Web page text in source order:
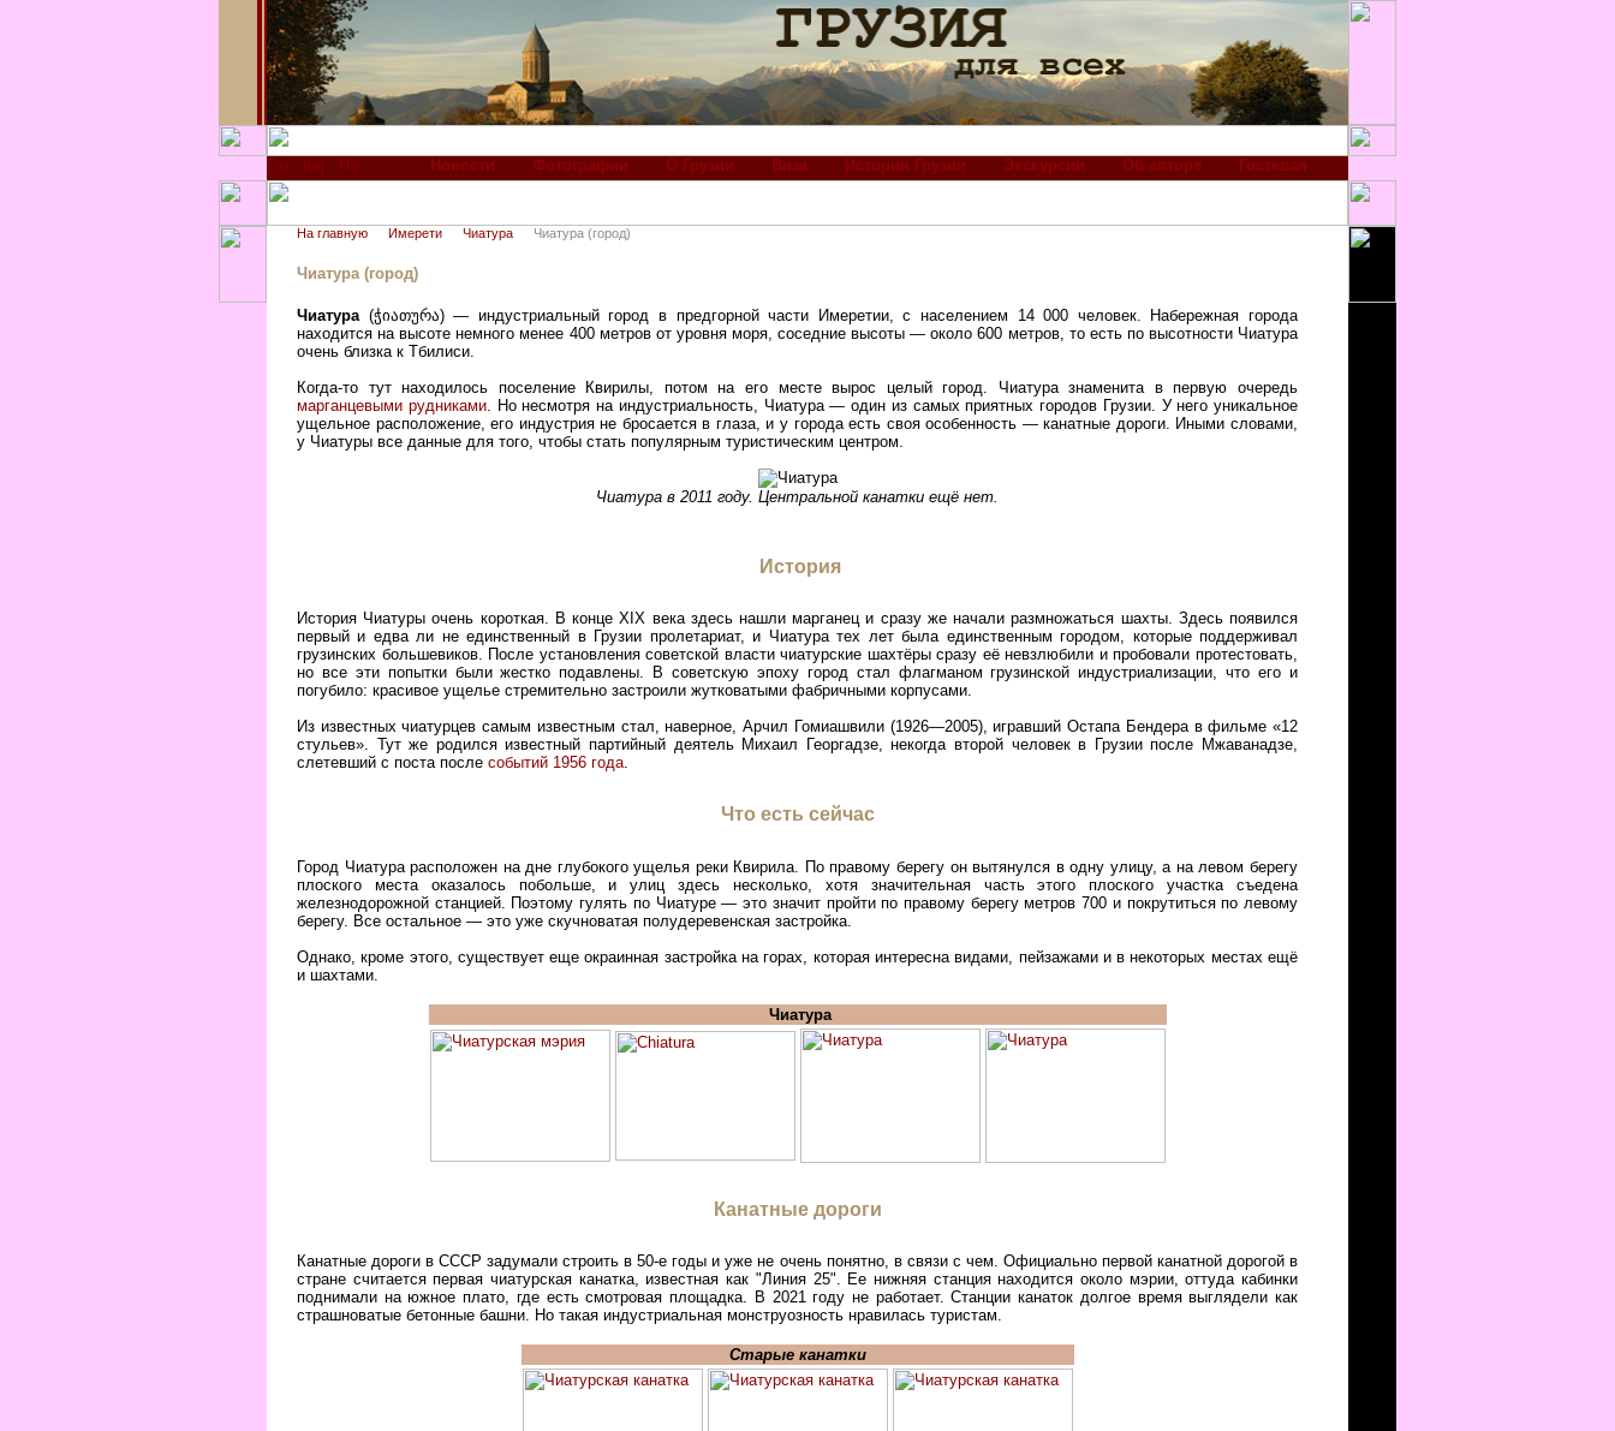
Новости Фотографии О Грузии Виза История Грузии Экскурсии Об авторе Гостевая
На главную Имерети Чиатура Чиатура (город)
Чиатура (город)
Чиатура(ჭიათურა) — индустриальный город в предгорной части Имеретии, с населением 14 000 человек. Набережная города
находится на высоте немного менее 400 метров от уровня моря, соседние высоты — около 600 метров, то есть по высотности Чиатура
очень близка к Тбилиси.
Когда-то тут находилось поселение Квирилы, потом на его месте вырос целый город. Чиатура знаменита в первую очередь
марганцевыми рудниками. Но несмотря на индустриальность, Чиатура — один из самых приятных городов Грузии. У него уникальное
ущельное расположение, его индустрия не бросается в глаза, и у города есть своя особенность — канатные дороги. Иными словами,
у Чиатуры все данные для того, чтобы стать популярным туристическим центром.
Чиатура в 2011 году. Центральной канатки ещё нет.
История
История Чиатуры очень короткая. В конце XIX века здесь нашли марганец и сразу же начали размножаться шахты. Здесь появился
первый и едва ли не единственный в Грузии пролетариат, и Чиатура тех лет была единственным городом, которые поддерживал
грузинских большевиков. После установления советской власти чиатурские шахтёры сразу её невзлюбили и пробовали протестовать,
но все эти попытки были жестко подавлены. В советскую эпоху город стал флагманом грузинской индустриализации, что его и
погубило: красивое ущелье стремительно застроили жутковатыми фабричными корпусами.
Из известных чиатурцев самым известным стал, наверное, Арчил Гомиашвили (1926—2005), игравший Остапа Бендера в фильме «12
стульев». Тут же родился известный партийный деятель Михаил Георгадзе, некогда второй человек в Грузии после Мжаванадзе,
слетевший с поста после событий 1956 года.
Что есть сейчас
Город Чиатура расположен на дне глубокого ущелья реки Квирила. По правому берегу он вытянулся в одну улицу, а на левом берегу
плоского места оказалось побольше, и улиц здесь несколько, хотя значительная часть этого плоского участка съедена
железнодорожной станцией. Поэтому гулять по Чиатуре — это значит пройти по правому берегу метров 700 и покрутиться по левому
берегу. Все остальное — это уже скучноватая полудеревенская застройка.
Однако, кроме этого, существует еще окраинная застройка на горах, которая интересна видами, пейзажами и в некоторых местах ещё
и шахтами.
Чиатура
Канатные дороги
Канатные дороги в СССР задумали строить в 50-е годы и уже не очень понятно, в связи с чем. Официально первой канатной дорогой в
стране считается первая чиатурская канатка, известная как "Линия 25". Ее нижняя станция находится около мэрии, оттуда кабинки
поднимали на южное плато, где есть смотровая площадка. В 2021 году не работает. Станции канаток долгое время выглядели как
страшноватые бетонные башни. Но такая индустриальная монструозность нравилась туристам.
Старые канатки